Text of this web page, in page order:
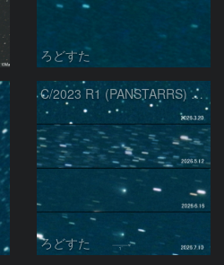
ろどすた
C/2023 R1 (PANSTARRS) の変化
ろどすた